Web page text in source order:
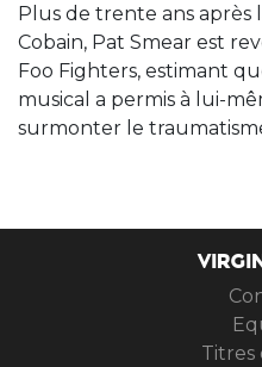
Plus de trente ans après
Cobain, Pat Smear est
Foo Fighters, estimant
musical a permis à lui-
surmonter le
Titres